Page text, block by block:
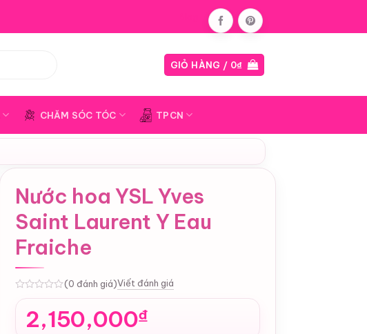
GIỎ HÀNG / 0₫
CHĂM SÓC TÓC TPCN
Nước hoa YSL Yves
Saint Laurent Y Eau
Fraiche
(0 đánh giá)Viết đánh giá
2,150,000₫